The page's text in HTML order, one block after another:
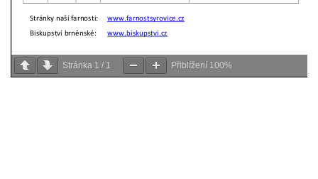
Stránka 1 / 1 Přiblížení 100%